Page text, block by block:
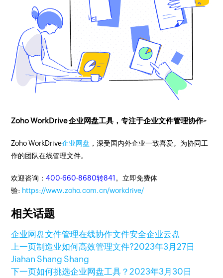
Zoho WorkDrive 企业网盘工具，专注于企业文件管理协作~
Zoho WorkDrive企业网盘 ，深受国内外企业一致喜爱。为协同工
作的团队在线管理文件。
欢迎咨询：400-660-8680转841 。立即免费体
验: https://www.zoho.com.cn/workdrive/
相关话题
企业网盘文件管理在线协作文件安全企业云盘
上一页制造业如何高效管理文件?2023年3月27日
Jiahan Shang Shang
下一页如何挑选企业网盘工具？2023年3月30日